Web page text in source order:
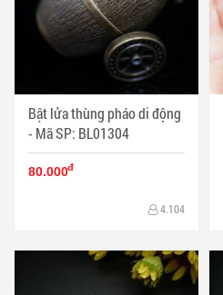
Bật lửa thùng pháo di động
- Mã SP: BL01304
80.000đ
4.104